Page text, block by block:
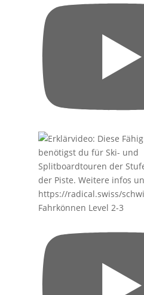
Fahrkönnen Level 2-3